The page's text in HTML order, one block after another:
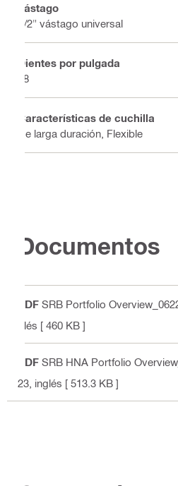
Vástago
1/2" vástago universal
Dientes por pulgada
18
Características de cuchilla
De larga duración, Flexible
Documentos
PDF SRB Portfolio
glés [ 460 KB ]
PDF SRB HNA Portfolio
23 , inglés [ 513.3 KB ]